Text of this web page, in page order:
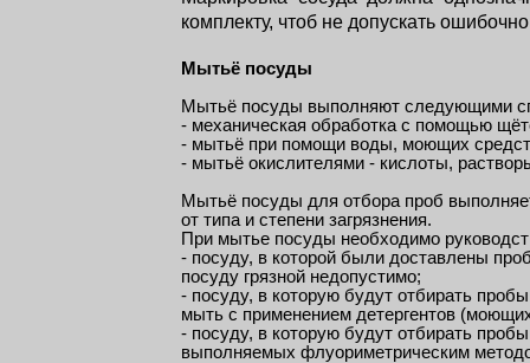
комплекту, чтоб не допускать
Мытьё посуды
Мытьё посуды выполняют следующими
- механическая обработка с помощью
- мытьё при помощи воды, моющих
- мытьё окислителями - кислоты,
Мытьё посуды для отбора проб
от типа и степени загрязнения.
При мытье посуды необходимо
- посуду, в которой были доставлены
посуду грязной недопустимо;
- посуду, в которую будут отбирать
мыть с применением детергентов
- посуду, в которую будут отбирать
выполняемых флуориметрическим